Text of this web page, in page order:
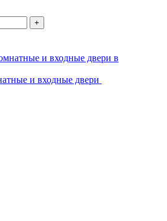
+
и входные двери